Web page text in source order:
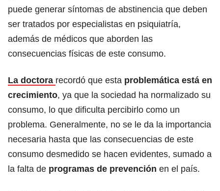
puede generar síntomas de abstinencia que deben
ser tratados por especialistas en psiquiatría,
además de médicos que aborden las
consecuencias físicas de este consumo.
La doctora recordó que esta problemática está en
crecimiento, ya que la sociedad ha normalizado su
consumo, lo que dificulta percibirlo como un
problema. Generalmente, no se le da la importancia
necesaria hasta que las consecuencias de este
consumo desmedido se hacen evidentes, sumado a
la falta de programas de prevención en el país.